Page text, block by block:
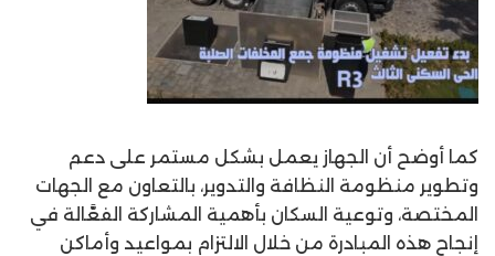
كما أوضح أن الجهاز يعمل بشكل مستمر على دعم
وتطوير منظومة النظافة والتدوير، بالتعاون مع الجهات
المختصة، وتوعية السكان بأهمية المشاركة الفعَّالة في
إنجاح هذه المبادرة من خلال الالتزام بمواعيد وأماكن